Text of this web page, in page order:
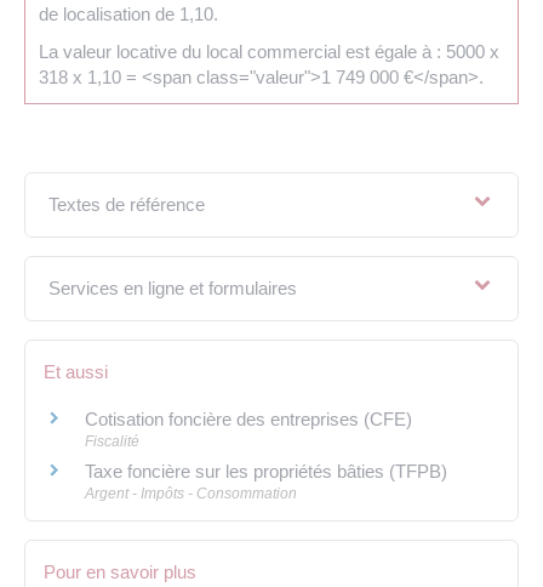
de localisation de 1,10.
La valeur locative du local commercial est égale à : 5000 x
318 x 1,10 = <span class="valeur">1 749 000 €</span>.
Textes de référence
Services en ligne et formulaires
Et aussi
Cotisation foncière des entreprises (CFE)
Fiscalité
Taxe foncière sur les propriétés bâties (TFPB)
Argent - Impôts - Consommation
Pour en savoir plus